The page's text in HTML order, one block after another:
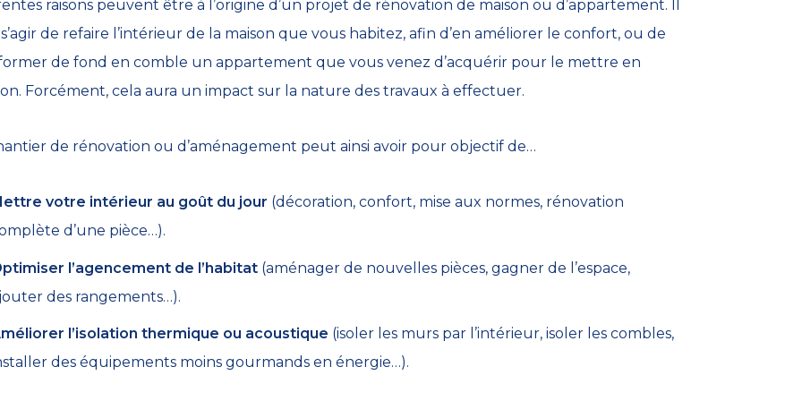
raisons peuvent être à l’origine d’un projet de rénovation de maison ou d’appartement. Il
de refaire l’intérieur de la maison que vous habitez, afin d’en améliorer le confort, ou de
de fond en comble un appartement que vous venez d’acquérir pour le mettre en
Forcément, cela aura un impact sur la nature des travaux à effectuer.
de rénovation ou d’aménagement peut ainsi avoir pour objectif de…
votre intérieur au goût du jour (décoration, confort, mise aux normes, rénovation
d’une pièce…).
l’agencement de l’habitat(aménager de nouvelles pièces, gagner de l’espace,
des rangements…).
l’isolation thermique ou acoustique (isoler les murs par l’intérieur, isoler les combles,
des équipements moins gourmands en énergie…).